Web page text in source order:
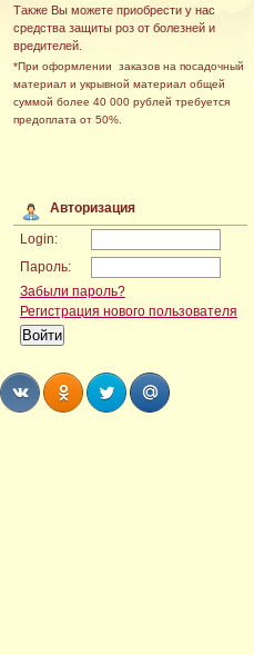
Также Вы можете приобрести у нас
средства защиты роз от болезней и
вредителей.
*При оформлении заказов на посадочный
материал и укрывной материал общей
суммой более 40 000 рублей требуется
предоплата от 50%.
Авторизация
Login:
Пароль:
Забыли пароль?
Регистрация нового пользователя